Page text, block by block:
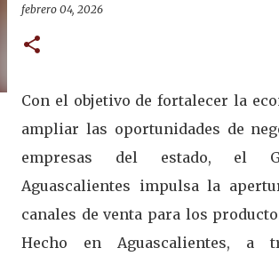
febrero 04, 2026
Con el objetivo de fortalecer la
ampliar las oportunidades de
empresas del estado, el
Aguascalientes impulsa la
canales de venta para los
Hecho en Aguascalientes, a